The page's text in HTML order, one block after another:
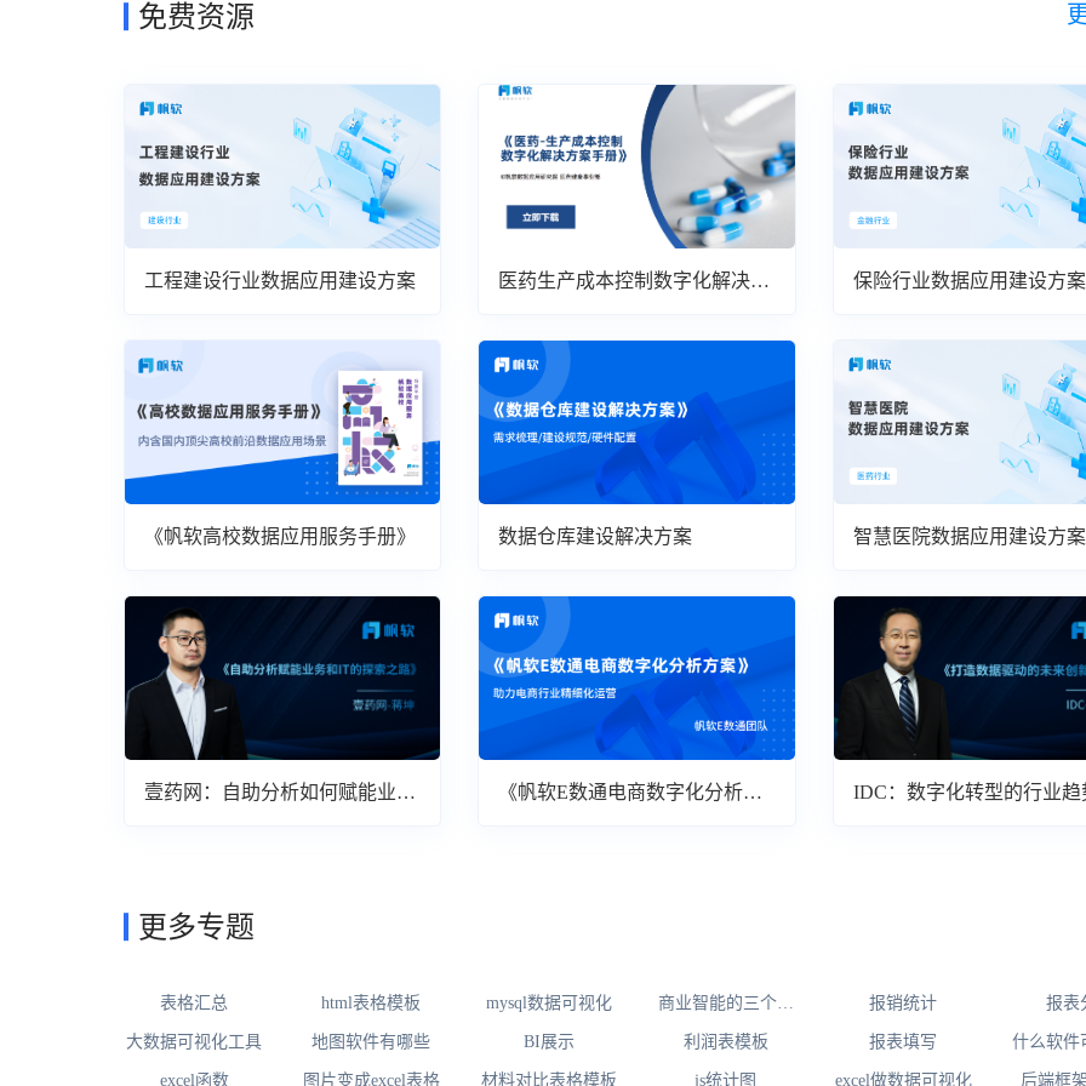
免费资源
工程建设行业数据应用建设方案
医药生产成本控制数字化解决方
保险行业数据应用建设方案
《帆软高校数据应用服务手册》 数据仓库建设解决方案 智慧医院数据应用建设方案
壹药网：自助分析如何赋能业务
《帆软E数通电商数字化分析方
IDC：数字化转型的行业趋
更多专题
表格汇总 html表格模板 mysql数据可视化
商业智能的三个层
报销统计 报表
大数据可视化工具 地图软件有哪些 BI展示 利润表模板 报表填写
什么软件
excel函数
图片变成excel表格 材料对比表格模板 js统计图 excel做数据可视化 后端框